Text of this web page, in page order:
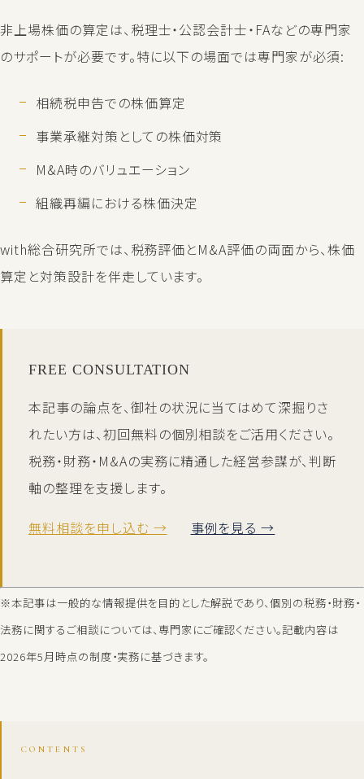
非上場株価の算定は、税理士・公認会計士・FAなどの専門家
のサポートが必要です。特に以下の場面では専門家が必須:
相続税申告での株価算定
事業承継対策としての株価対策
M&A時のバリュエーション
組織再編における株価決定
with総合研究所では、税務評価とM&A評価の両面から、株価
算定と対策設計を伴走しています。
FREE CONSULTATION
本記事の論点を、御社の状況に当てはめて深掘りさ
れたい方は、初回無料の個別相談をご活用ください。
税務・財務・M&Aの実務に精通した経営参謀が、判断
軸の整理を支援します。
無料相談を申し込む → 事例を見る →
※本記事は一般的な情報提供を目的とした解説であり、個別の税務・財務・
法務に関するご相談については、専門家にご確認ください。記載内容は
2026年5月時点の制度・実務に基づきます。
CONTENTS